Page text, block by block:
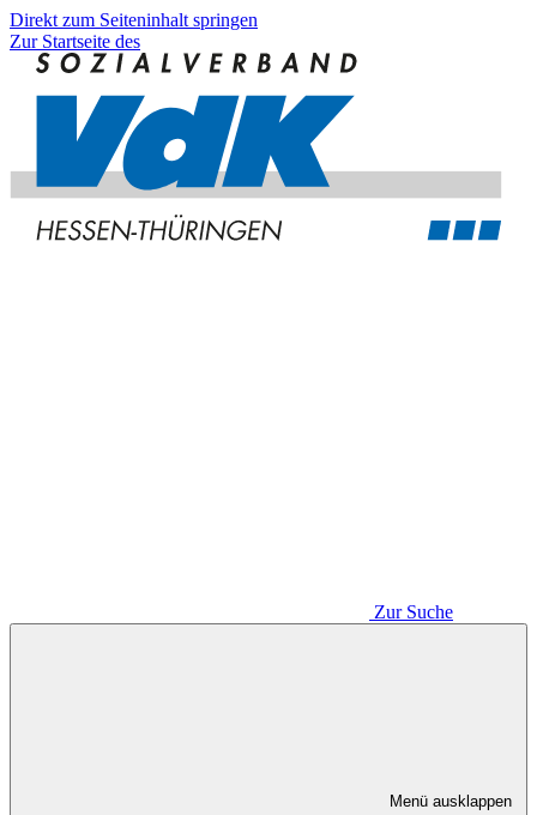
Direkt zum Seiteninhalt springen
Zur Startseite des
Zur Suche
Menü ausklappen